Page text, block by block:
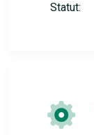
Statut: